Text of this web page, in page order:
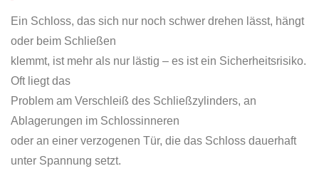
Ein Schloss, das sich nur noch schwer drehen lässt, hängt
oder beim Schließen
klemmt, ist mehr als nur lästig – es ist ein Sicherheitsrisiko.
Oft liegt das
Problem am Verschleiß des Schließzylinders, an
Ablagerungen im Schlossinneren
oder an einer verzogenen Tür, die das Schloss dauerhaft
unter Spannung setzt.